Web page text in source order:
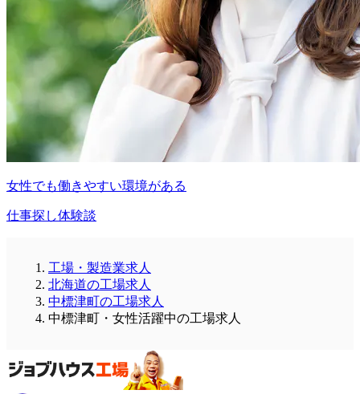
女性でも働きやすい環境がある
仕事探し体験談
工場・製造業求人
北海道の工場求人
中標津町の工場求人
中標津町・女性活躍中の工場求人